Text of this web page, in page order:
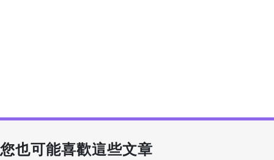
您也可能喜歡這些文章